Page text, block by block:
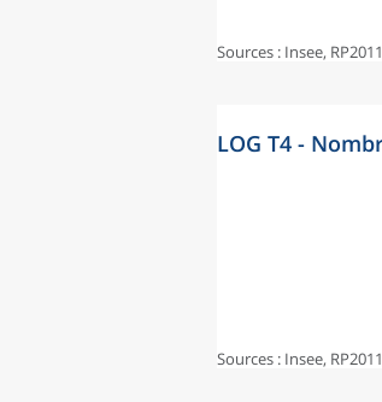
Sources : Insee,
LOG T4 -
Sources : Insee,